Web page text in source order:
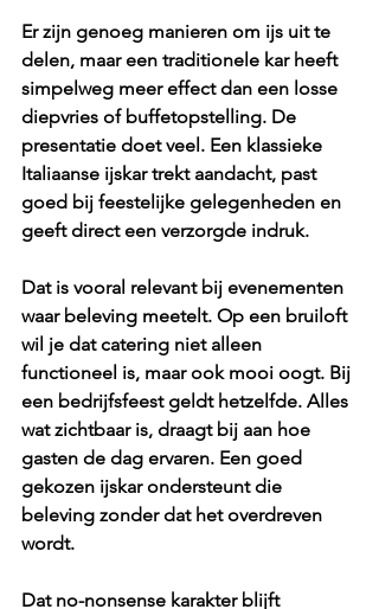
Er zijn genoeg manieren om ijs uit te
delen, maar een traditionele kar heeft
simpelweg meer effect dan een losse
diepvries of buffetopstelling. De
presentatie doet veel. Een klassieke
Italiaanse ijskar trekt aandacht, past
goed bij feestelijke gelegenheden en
geeft direct een verzorgde indruk.
Dat is vooral relevant bij evenementen
waar beleving meetelt. Op een bruiloft
wil je dat catering niet alleen
functioneel is, maar ook mooi oogt. Bij
een bedrijfsfeest geldt hetzelfde. Alles
wat zichtbaar is, draagt bij aan hoe
gasten de dag ervaren. Een goed
gekozen ijskar ondersteunt die
beleving zonder dat het overdreven
wordt.
Dat no-nonsense karakter blijft